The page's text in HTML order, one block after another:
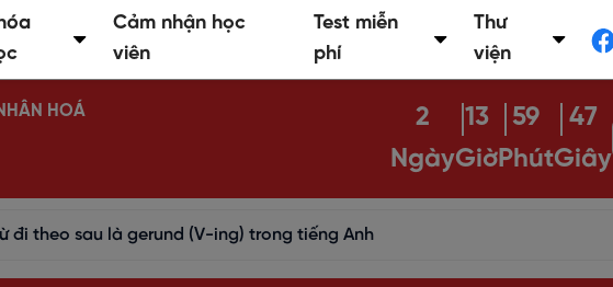
Cảm nhận học
viên
Test miễn
phí
Thư
viện
HOÁ
2
Ngày
13
Giờ
59
Phút
46
Giây
đi theo sau là gerund (V-ing) trong tiếng Anh